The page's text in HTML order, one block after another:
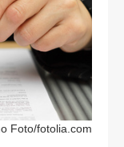
Foto/fotolia.com